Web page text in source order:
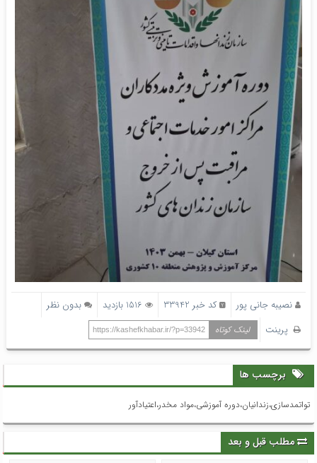
نصیبه جانی پور کد خبر 33942 1516 بازدید
بدون نظر
پرینت
لینک کوتاه https://kashefkhabar.ir/?p=33942
برچسب ها
تواتمدسازی،زندانیان،دوره آموزشی،مواد مخدر،اعتیادآور
مطلب قبل و بعد